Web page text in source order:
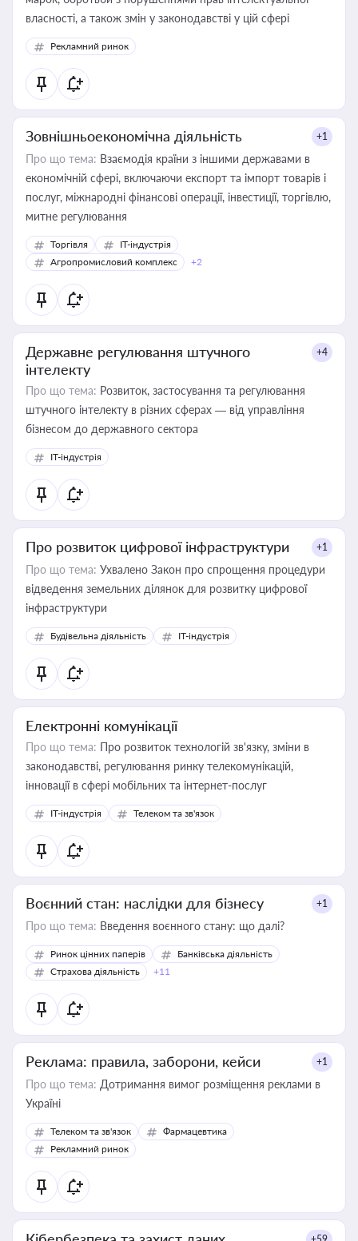
власності, а також змін у законодавстві у цій сфері
Рекламний ринок
Зовнішньоекономічна діяльність +1
Про що тема: Взаємодія країни з іншими державами в
економічній сфері, включаючи експорт та імпорт товарів і
послуг, міжнародні фінансові операції, інвестиції, торгівлю,
митне регулювання
Торгівля
IT-індустрія
Агропромисловий комплекс
+2
Державне регулювання штучного
інтелекту
+4
Про що тема: Розвиток, застосування та регулювання
штучного інтелекту в різних сферах — від управління
бізнесом до державного сектора
IT-індустрія
Про розвиток цифрової інфраструктури +1
Про що тема: Ухвалено Закон про спрощення процедури
відведення земельних ділянок для розвитку цифрової
інфраструктури
Будівельна діяльність IT-індустрія
Електронні комунікації
Про що тема: Про розвиток технологій зв'язку, зміни в
законодавстві, регулювання ринку телекомунікацій,
інновації в сфері мобільних та інтернет-послуг
IT-індустрія Телеком та зв'язок
Воєнний стан: наслідки для бізнесу +1
Про що тема: Введення воєнного стану: що далі?
Ринок цінних паперів
Банківська діяльність
Страхова діяльність
+11
Реклама: правила, заборони, кейси +1
Про що тема: Дотримання вимог розміщення реклами в
Україні
Телеком та зв'язок
Фармацевтика
Рекламний ринок